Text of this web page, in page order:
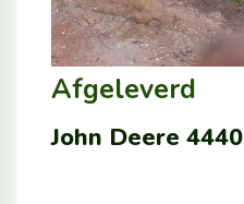
Afgeleverd
John Deere 4440